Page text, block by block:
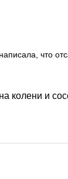
что
колени и